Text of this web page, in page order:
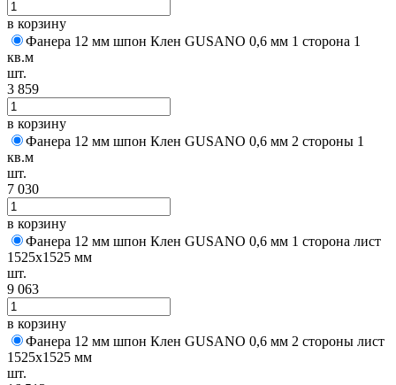
в корзину
Фанера 12 мм шпон Клен GUSANO 0,6 мм 1 сторона 1
кв.м
шт.
3 859
в корзину
Фанера 12 мм шпон Клен GUSANO 0,6 мм 2 стороны 1
кв.м
шт.
7 030
в корзину
Фанера 12 мм шпон Клен GUSANO 0,6 мм 1 сторона лист
1525х1525 мм
шт.
9 063
в корзину
Фанера 12 мм шпон Клен GUSANO 0,6 мм 2 стороны лист
1525х1525 мм
шт.